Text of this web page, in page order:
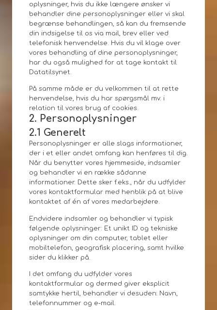
oplysninger, hvis du ikke længere ønsker vi
behandler dine personoplysninger eller vi skal
begrænse behandlingen, så kan du fremsende
din indsigelse til os via mail, brev eller ved
telefonisk henvendelse. Hvis du vil klage over
vores behandling af dine personoplysninger,
har du også mulighed for at tage kontakt til
Datatilsynet.
På samme måde er du velkommen til at rette
henvendelse, hvis du har spørgsmål mv. i
relation til vores brug af cookies.
2. Personoplysninger
2.1 Generelt
Personoplysninger er alle slags informationer,
der i et eller andet omfang kan henføres til dig.
Når du benytter vores hjemmeside, indsamler
og behandler vi en række sådanne
informationer. Dette sker f.eks., når du udfylder
vores kontaktformular med henblik på at blive
kontaktet af én af vores medarbejdere.
Endvidere indsamler og behandler vi typisk
følgende oplysninger: Et unikt ID og tekniske
oplysninger om din computer, tablet eller
mobiltelefon, geografisk placering, samt hvilke
sider du klikker på.
I det omfang du udfylder vores
kontaktformular og dermed giver eksplicit
samtykke hertil, behandler vi desuden: Navn,
telefonnummer og e-mail.